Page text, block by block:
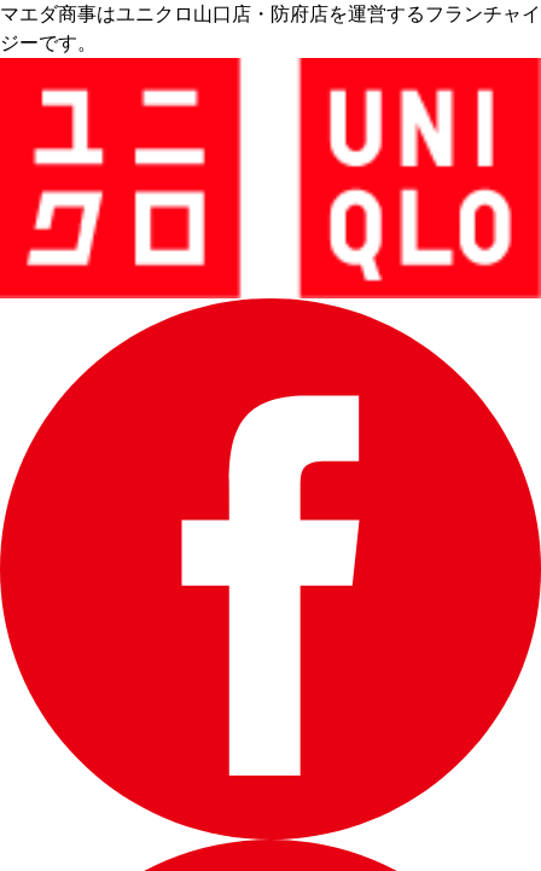
マエダ商事はユニクロ山口店・防府店を運営するフランチャイ
ジーです。